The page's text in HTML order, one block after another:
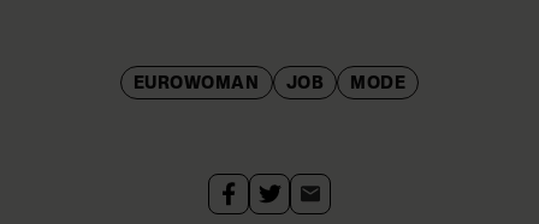
Om Eurowomans redaktion »
EUROWOMAN JOB MODE